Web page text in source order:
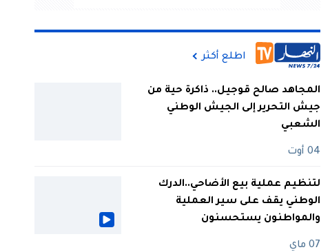
اطلع أكثر
المجاهد صالح قوجيل.. ذاكرة حية من
جيش التحرير إلى الجيش الوطني
الشعبي
04 أوت
لتنظيم عملية بيع الأضاحي..الدرك
الوطني يقف على سير العملية
والمواطنون يستحسنون
07 ماي